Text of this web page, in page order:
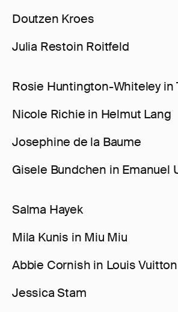
Doutzen Kroes
Julia Restoin Roitfeld
Rosie Huntington-Whiteley in
Nicole Richie in Helmut Lang
Josephine de la Baume
Gisele Bundchen in Emanuel
Salma Hayek
Mila Kunis in Miu Miu
Abbie Cornish in Louis Vuitton
Jessica Stam